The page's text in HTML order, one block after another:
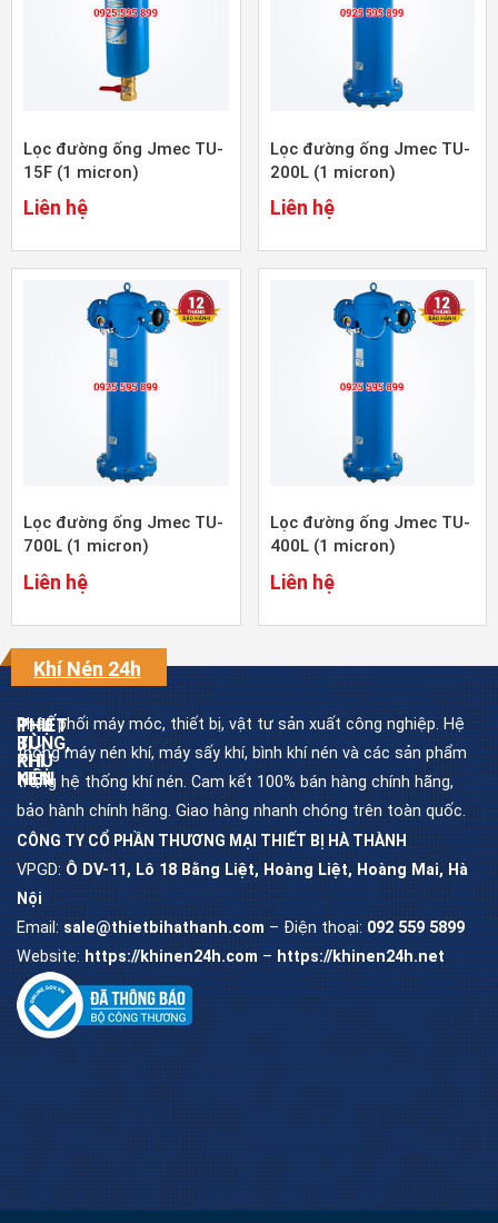
Lọc đường ống Jmec TU-
15F (1 micron)
Liên hệ
Lọc đường ống Jmec TU-
200L (1 micron)
Liên hệ
Lọc đường ống Jmec TU-
700L (1 micron)
Liên hệ
Lọc đường ống Jmec TU-
400L (1 micron)
Liên hệ
Khí Nén 24h
Phân phối máy móc, thiết bị, vật tư sản xuất công nghiệp. Hệ
thống máy nén khí, máy sấy khí, bình khí nén và các sản phẩm
trong hệ thống khí nén. Cam kết 100% bán hàng chính hãng,
bảo hành chính hãng. Giao hàng nhanh chóng trên toàn quốc.
CÔNG TY CỔ PHẦN THƯƠNG MẠI THIẾT BỊ HÀ THÀNH
VPGD: Ô DV-11, Lô 18 Bằng Liệt, Hoàng Liệt, Hoàng Mai, Hà
Nội
Email:sale@thietbihathanh.com– Điện thoại: 092 559 5899
Website: https://khinen24h.com–https://khinen24h.net
THIẾT
BỊ
KHÍ
NÉN
Máy
nén
khí
trục
vít
Máy
nén
khí
piston
Máy
sấy
khí
Bình
chứa
nén
Bộ
lọc
khí
nén
PHỤ
TÙNG,
PHỤ
KIỆN
Dầu
máy
nén
khí
Lọc
dầu
máy
trục
vít
Lọc
khí
máy
trục
vít
Lọc
tách
máy
trục
vít
Van
khí
nén